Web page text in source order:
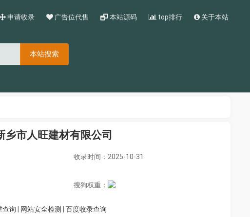
申请收录 广告位代售 本站源码 top排行 关于本站
本站搜索
市人旺建材有限公司
收录时间：2025-10-31
搜狗权重：
查询 网站安全检测 百度收录查询